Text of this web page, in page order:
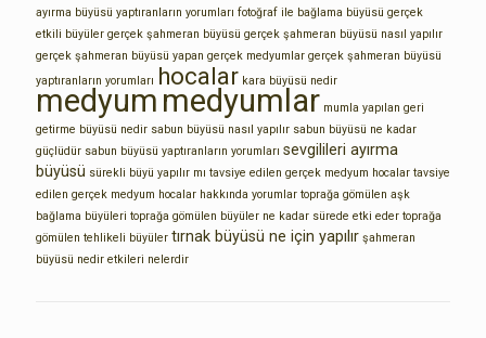
ayırma büyüsü yaptıranların yorumları fotoğraf ile bağlama büyüsü gerçek
etkili büyüler gerçek şahmeran büyüsü gerçek şahmeran büyüsü nasıl yapılır
gerçek şahmeran büyüsü yapan gerçek medyumlar gerçek şahmeran büyüsü
yaptıranların yorumları
hocalar kara büyüsü nedir
medyum medyumlar mumla yapılan geri
getirme büyüsü nedir sabun büyüsü nasıl yapılır sabun büyüsü ne kadar
güçlüdür sabun büyüsü yaptıranların yorumları sevgilileri ayırma
büyüsü sürekli büyü yapılır mı tavsiye edilen gerçek medyum hocalar tavsiye
edilen gerçek medyum hocalar hakkında yorumlar toprağa gömülen aşk
bağlama büyüleri toprağa gömülen büyüler ne kadar sürede etki eder toprağa
gömülen tehlikeli büyüler tırnak büyüsü ne için yapılır şahmeran
büyüsü nedir etkileri nelerdir